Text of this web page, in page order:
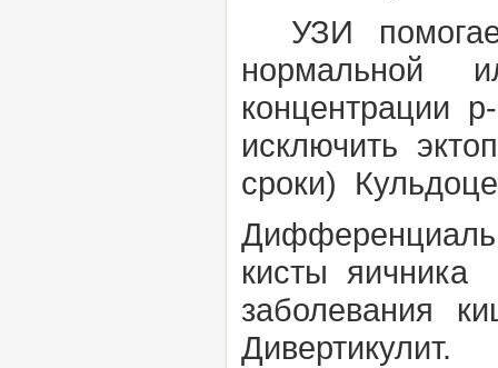
УЗИ
нормальной
концентрации
исключить
сроки)
кисты
заболевания
Дивертикулит.